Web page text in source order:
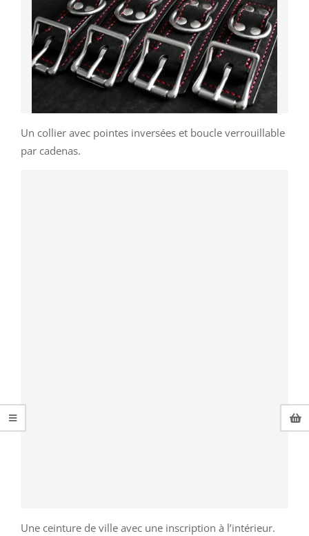
Un collier avec pointes inversées et boucle verrouillable
par cadenas.
Une ceinture de ville avec une inscription à l’intérieur.